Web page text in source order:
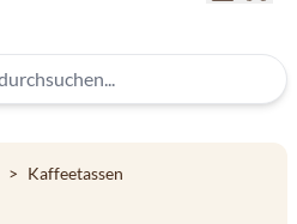
> Kaffeetassen